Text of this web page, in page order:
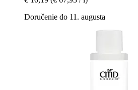
Doručenie do 11. augusta